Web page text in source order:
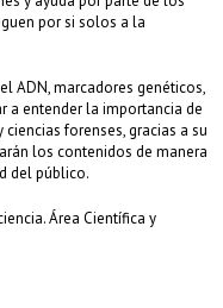
por si solos a la
ADN, marcadores genéticos,
a entender la importancia de
forenses, gracias a su
los contenidos de manera
del público.
Área Científica y